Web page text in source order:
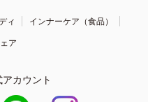
ィ
インナーケア（食品）
ア
カウント